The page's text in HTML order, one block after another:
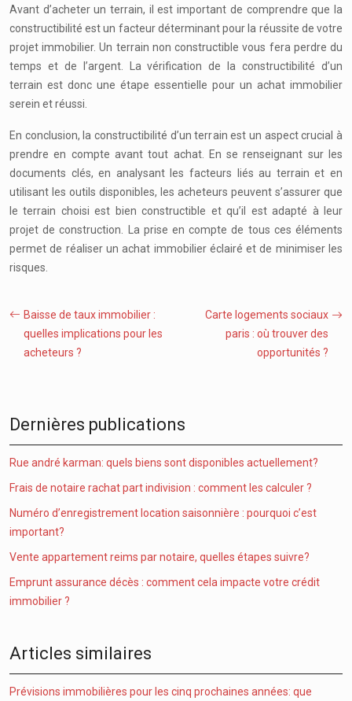
Avant d’acheter un terrain, il est important de comprendre que la
constructibilité est un facteur déterminant pour la réussite de votre
projet immobilier. Un terrain non constructible vous fera perdre du
temps et de l’argent. La vérification de la constructibilité d’un
terrain est donc une étape essentielle pour un achat immobilier
serein et réussi.
En conclusion, la constructibilité d’un terrain est un aspect crucial à
prendre en compte avant tout achat. En se renseignant sur les
documents clés, en analysant les facteurs liés au terrain et en
utilisant les outils disponibles, les acheteurs peuvent s’assurer que
le terrain choisi est bien constructible et qu’il est adapté à leur
projet de construction. La prise en compte de tous ces éléments
permet de réaliser un achat immobilier éclairé et de minimiser les
risques.
Baisse de taux immobilier :
quelles implications pour les
acheteurs ?
Carte logements sociaux
paris : où trouver des
opportunités ?
Dernières publications
Rue andré karman: quels biens sont disponibles actuellement?
Frais de notaire rachat part indivision : comment les calculer ?
Numéro d’enregistrement location saisonnière : pourquoi c’est
important?
Vente appartement reims par notaire, quelles étapes suivre?
Emprunt assurance décès : comment cela impacte votre crédit
immobilier ?
Articles similaires
Prévisions immobilières pour les cinq prochaines années: que